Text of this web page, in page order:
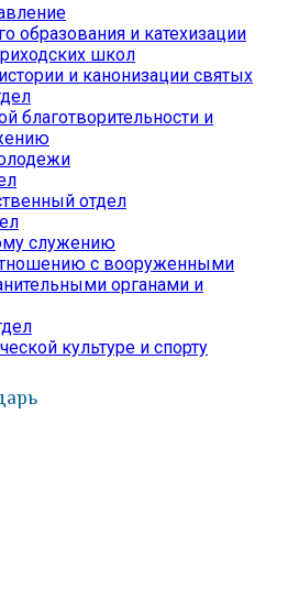
образования и катехизации
школ
и канонизации святых
благотворительности и
отдел
служению
с вооруженными
органами и
культуре и спорту